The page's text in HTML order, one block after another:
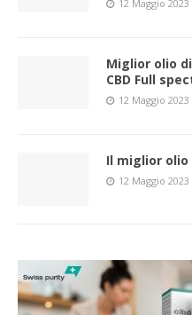
12 Maggio 2023
Miglior olio di
CBD Full
12 Maggio 2023
Il miglior olio
12 Maggio 2023